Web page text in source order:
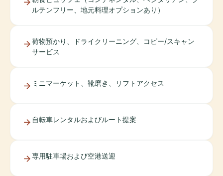
ルテンフリー、地元料理オプションあり）
荷物預かり、ドライクリーニング、コピー/スキャン
サービス
ミニマーケット、靴磨き、リフトアクセス
自転車レンタルおよびルート提案
専用駐車場および空港送迎